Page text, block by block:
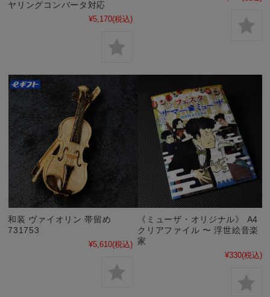
ヤリングコンバータ対応
¥5,170(税込)
和装 ヴァイオリン 帯留め
731753
¥5,610(税込)
《ミューザ・オリジナル》 A4
クリアファイル 〜 浮世絵音楽
家
¥330(税込)